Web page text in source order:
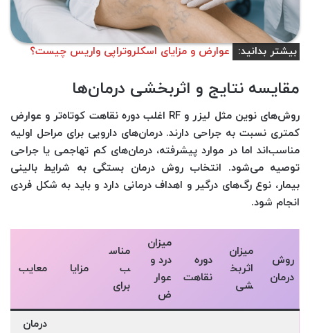
بیشتر بدانید: عوارض و مزایای اسکلروتراپی واریس چیست؟
مقایسه نتایج و اثربخشی درمان‌ها
روش‌های نوین مثل لیزر و RF اغلب دوره نقاهت کوتاه‌تر و عوارض
کمتری نسبت به جراحی دارند. درمان‌های دارویی برای مراحل اولیه
مناسب‌اند اما در موارد پیشرفته، درمان‌های کم تهاجمی یا جراحی
توصیه می‌شود. انتخاب روش درمان بستگی به شرایط بالینی
بیمار، نوع رگ‌های درگیر و اهداف درمانی دارد و باید به شکل فردی
انجام شود.
روش
درمان
میزان
اثربخ
شی
دوره
نقاهت
میزان
درد و
عوار
ض
مناس
ب
برای
مزایا معایب
درمان